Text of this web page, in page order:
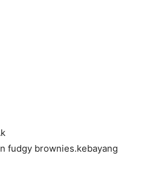
fudgy brownies.kebayang